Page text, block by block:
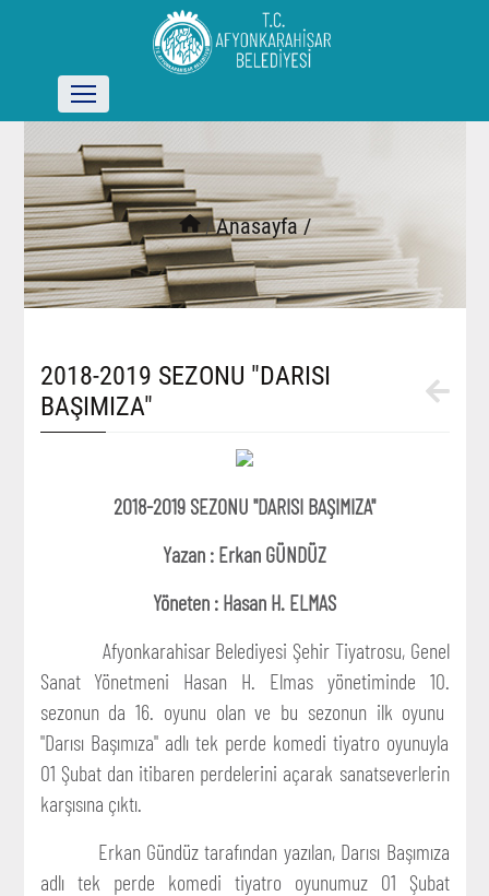
/Anasayfa /
2018-2019 SEZONU "DARISI
BAŞIMIZA"
2018-2019 SEZONU "DARISI BAŞIMIZA"
Yazan : Erkan GÜNDÜZ
Yöneten : Hasan H. ELMAS
Afyonkarahisar Belediyesi Şehir Tiyatrosu, Genel
Sanat Yönetmeni Hasan H. Elmas yönetiminde 10.
sezonun da 16. oyunu olan ve bu sezonun ilk oyunu
"Darısı Başımıza" adlı tek perde komedi tiyatro oyunuyla
01 Şubat dan itibaren perdelerini açarak sanatseverlerin
karşısına çıktı.
Erkan Gündüz tarafından yazılan, Darısı Başımıza
adlı tek perde komedi tiyatro oyunumuz 01 Şubat